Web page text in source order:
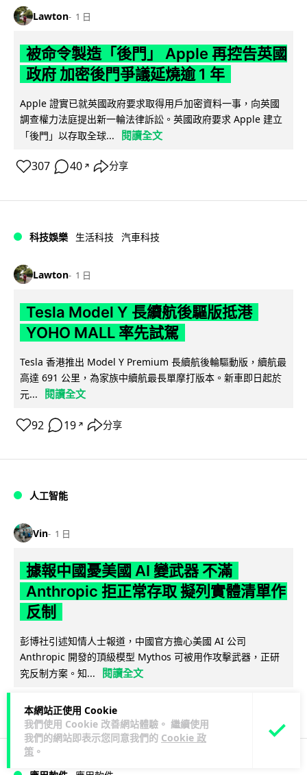
本網站正使用 Cookie
我們使用 Cookie 改善網站體驗。 繼續使用
我們的網站即表示您同意我們的 Cookie 政
策 。
Lawton 1 日
被命令製造「後門」 Apple 再控告英國
政府 加密後門爭議延燒逾 1 年
Apple 證實已就英國政府要求取得用戶加密資料一事，向英國
調查權力法庭提出新一輪法律訴訟。英國政府要求 Apple 建立
「後門」以存取全球...
閱讀全文
307 40 ↗ 分享
科技娛樂 生活科技 汽車科技
Lawton 1 日
Tesla Model Y 長續航後驅版抵港
YOHO MALL 率先試駕
Tesla 香港推出 Model Y Premium 長續航後輪驅動版，續航最
高達 691 公里，為家族中續航最長單摩打版本。新車即日起於
元...
閱讀全文
92 19 ↗ 分享
人工智能
Vin 1 日
據報中國憂美國 AI 變武器 不滿
Anthropic 拒正常存取 擬列實體清單作
反制
彭博社引述知情人士報道，中國官方擔心美國 AI 公司
Anthropic 開發的頂級模型 Mythos 可被用作攻擊武器，正研
究反制方案。知...
閱讀全文
1 分享